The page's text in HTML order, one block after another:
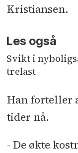
Kristiansen.
Les også
Svikt i
trelast
Han forteller
tider nå.
- De økte